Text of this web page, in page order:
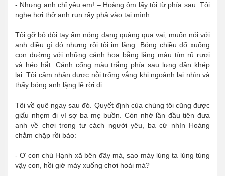
- Nhưng anh chỉ yêu em! – Hoàng ôm lấy tôi từ phía sau. Tôi
nghe hơi thở anh run rẩy phả vào tai mình.
Tôi gỡ bỏ đôi tay ấm nóng đang quàng qua vai, muốn nói với
anh điều gì đó nhưng rồi tôi im lặng. Bóng chiều đổ xuống
con đường với những cánh hoa bằng lăng màu tím rũ rượi
và héo hắt. Cánh cổng màu trắng phía sau lưng dần khép
lại. Tôi cảm nhận được nỗi trống vắng khi ngoảnh lại nhìn và
thấy bóng anh lặng lẽ rời đi.
Tôi về quê ngay sau đó. Quyết định của chúng tôi cũng được
giấu nhẹm đi vì sợ ba mẹ buồn. Còn nhớ lần đầu tiên đưa
anh về chơi trong tư cách người yêu, ba cứ nhìn Hoàng
chằm chặp rồi bảo:
- Ơ con chú Hạnh xã bên đây mà, sao mày lúng ta lúng túng
vậy con, hồi giờ mày xuống chơi hoài mà?